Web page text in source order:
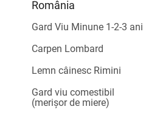
România
Gard Viu Minune 1-2-3 ani
Carpen Lombard
Lemn câinesc Rimini
Gard viu comestibil
(merișor de miere)